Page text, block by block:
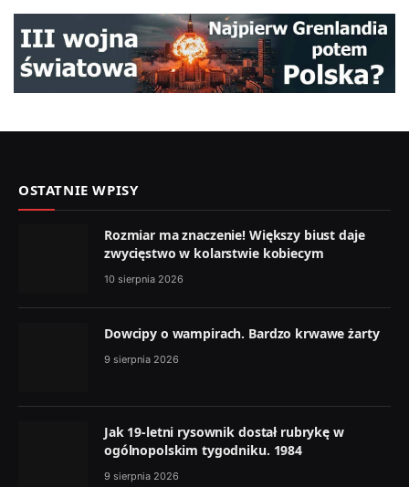
OSTATNIE WPISY
Rozmiar ma znaczenie! Większy biust daje
zwycięstwo w kolarstwie kobiecym
10 sierpnia 2026
Dowcipy o wampirach. Bardzo krwawe żarty
9 sierpnia 2026
Jak 19-letni rysownik dostał rubrykę w
ogólnopolskim tygodniku. 1984
9 sierpnia 2026